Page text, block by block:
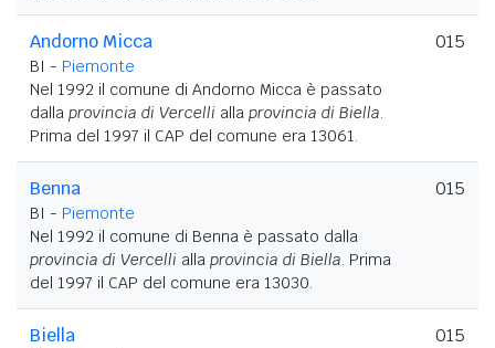
Andorno Micca
BI - Piemonte
Nel 1992 il comune di Andorno Micca è passato
dalla provincia di Vercelli alla provincia di Biella.
Prima del 1997 il CAP del comune era 13061.
015
Benna
BI - Piemonte
Nel 1992 il comune di Benna è passato dalla
provincia di Vercelli alla provincia di Biella. Prima
del 1997 il CAP del comune era 13030.
015
Biella 015